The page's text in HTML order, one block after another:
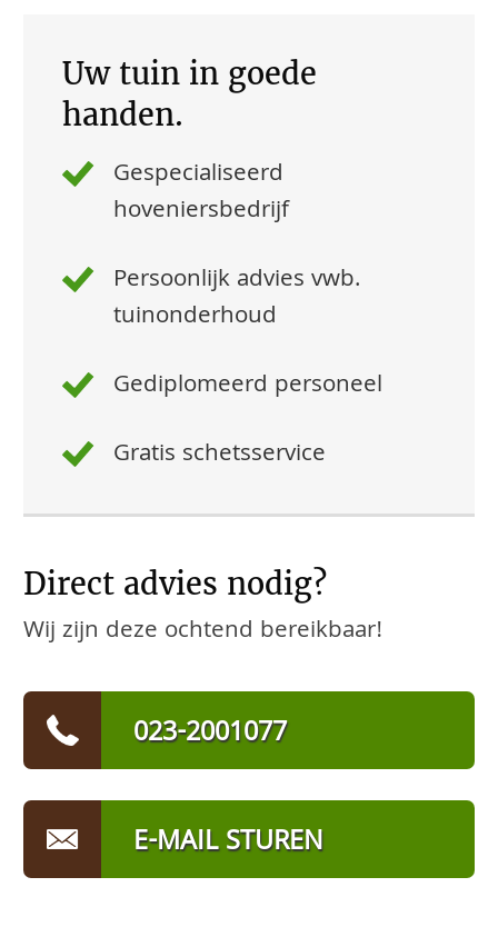
Uw tuin in goede
handen.
Gespecialiseerd
hoveniersbedrijf
Persoonlijk advies vwb.
tuinonderhoud
Gediplomeerd personeel
Gratis schetsservice
Direct advies nodig?
Wij zijn deze ochtend bereikbaar!
023-2001077
E-MAIL STUREN